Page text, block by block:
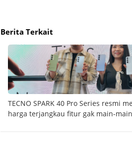
Berita Terkait
TECNO SPARK 40 Pro Series resmi
harga terjangkau fitur gak main-main